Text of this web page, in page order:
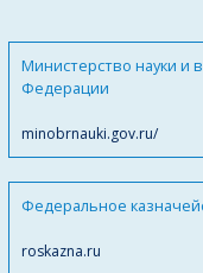
Министерство науки и
Федерации
minobrnauki.gov.ru/
Федеральное
roskazna.ru